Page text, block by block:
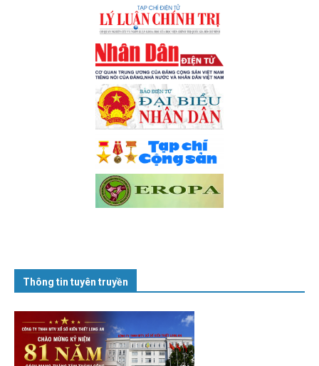
Thông tin tuyên truyền